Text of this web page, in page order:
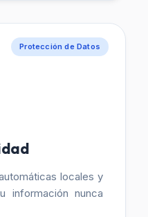
Protección de Datos
locales y
información nunca